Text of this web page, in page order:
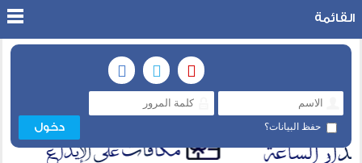
حفظ البيانات؟
القائمة